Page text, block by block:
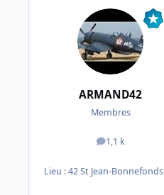
ARMAND42
Membres
1,1 k
messages
Lieu :42 St Jean-Bonnefonds